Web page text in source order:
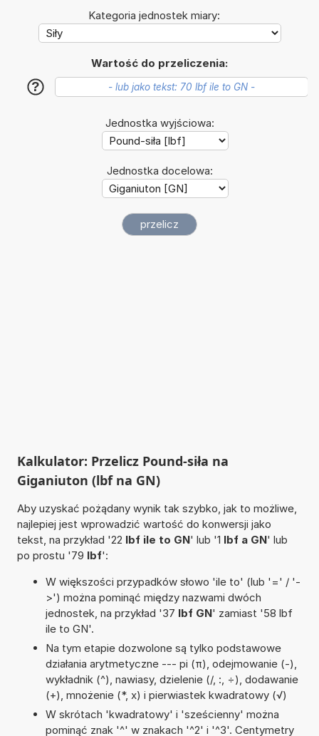
Kategoria jednostek miary:
Wartość do przeliczenia:
?
Jednostka wyjściowa:
Jednostka docelowa:
Kalkulator: Przelicz Pound-siła na
Giganiuton (lbf na GN)
Aby uzyskać pożądany wynik tak szybko, jak to możliwe,
najlepiej jest wprowadzić wartość do konwersji jako
tekst, na przykład '22 lbf ile to GN' lub '1 lbf a GN' lub
po prostu '79 lbf':
W większości przypadków słowo 'ile to' (lub '=' / '-
>') można pominąć między nazwami dwóch
jednostek, na przykład '37 lbf GN' zamiast '58 lbf
ile to GN'.
Na tym etapie dozwolone są tylko podstawowe
działania arytmetyczne --- pi (π), odejmowanie (-),
wykładnik (^), nawiasy, dzielenie (/, :, ÷), dodawanie
(+), mnożenie (*, x) i pierwiastek kwadratowy (√)
W skrótach 'kwadratowy' i 'sześcienny' można
pominąć znak '^' w znakach '^2' i '^3'. Centymetry